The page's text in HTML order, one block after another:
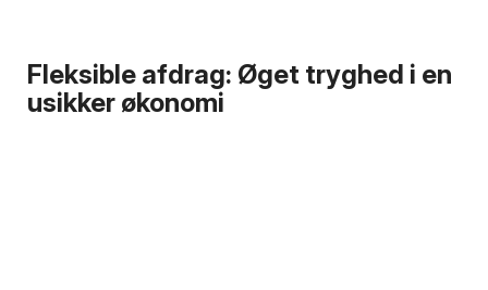
Fleksible afdrag: Øget tryghed i en
usikker økonomi